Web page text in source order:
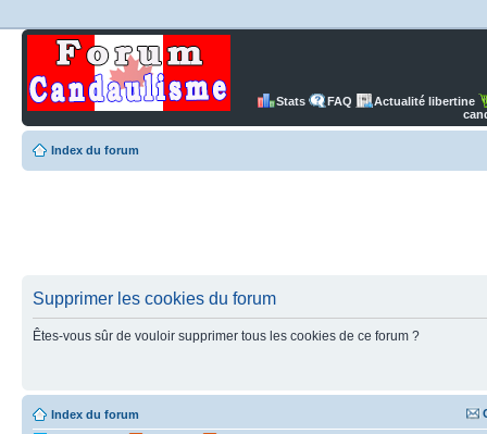
Stats FAQ
Actualité libertine
Index du forum
Supprimer les cookies du forum
Êtes-vous sûr de vouloir supprimer tous les cookies de ce forum ?
Index du forum